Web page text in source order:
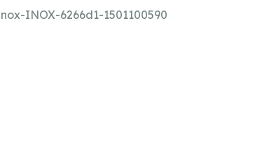
INOX-6266d1-1501100590